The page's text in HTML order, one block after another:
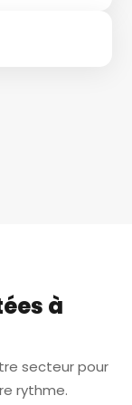
à
secteur pour
rythme.